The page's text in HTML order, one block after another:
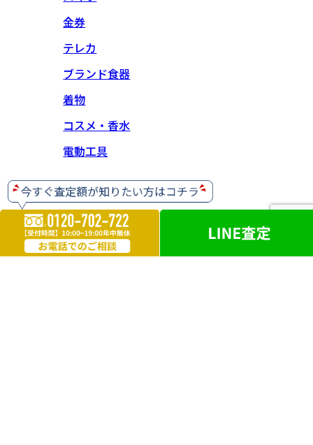
金券
テレカ
ブランド食器
着物
コスメ・香水
電動工具
ホビー・ゲーム
楽器
お酒